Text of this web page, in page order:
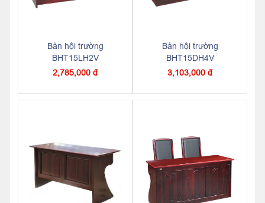
Bàn hội trường
BHT15LH2V
2,785,000 đ
Bàn hội trường
BHT15DH4V
3,103,000 đ